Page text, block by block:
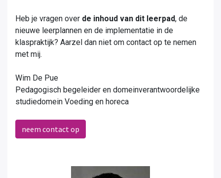
Heb je vragen over de inhoud van dit leerpad, de
nieuwe leerplannen en de implementatie in de
klaspraktijk? Aarzel dan niet om contact op te nemen
met mij.
Wim De Pue
Pedagogisch begeleider en domeinverantwoordelijke
studiedomein Voeding en horeca
neem contact op